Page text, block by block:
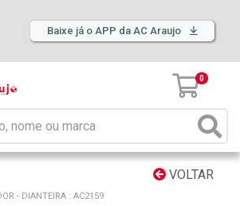
Baixe já o APP da AC Araujo
0
VOLTAR
- DIANTEIRA : AC2159